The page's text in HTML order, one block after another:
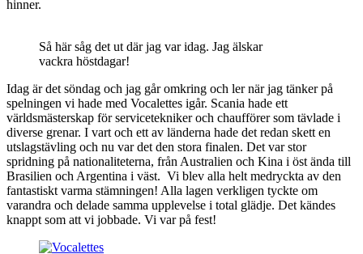
hinner.
Så här såg det ut där jag var idag. Jag älskar
vackra höstdagar!
Idag är det söndag och jag går omkring och ler när jag tänker på
spelningen vi hade med Vocalettes igår. Scania hade ett
världsmästerskap för servicetekniker och chaufförer som tävlade i
diverse grenar. I vart och ett av länderna hade det redan skett en
utslagstävling och nu var det den stora finalen. Det var stor
spridning på nationaliteterna, från Australien och Kina i öst ända till
Brasilien och Argentina i väst. Vi blev alla helt medryckta av den
fantastiskt varma stämningen! Alla lagen verkligen tyckte om
varandra och delade samma upplevelse i total glädje. Det kändes
knappt som att vi jobbade. Vi var på fest!